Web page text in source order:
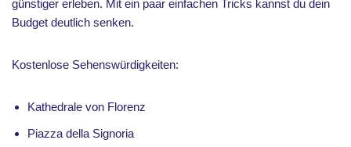
günstiger erleben. Mit ein paar einfachen Tricks kannst du dein
Budget deutlich senken.
Kostenlose Sehenswürdigkeiten:
Kathedrale von Florenz
Piazza della Signoria